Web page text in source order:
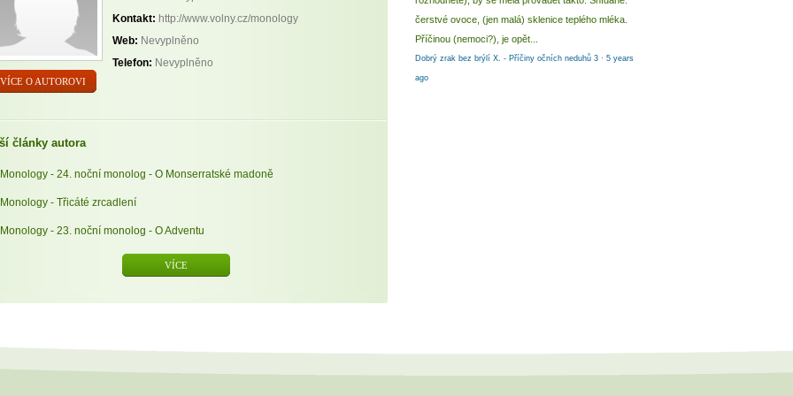
VÍCE O AUTOROVI
Kontakt: http://www.volny.cz/monology
Web: Nevyplněno
Telefon: Nevyplněno
články autora
Monology - 24. noční monolog - O Monserratské madoně
Monology - Třicáté zrcadlení
Monology - 23. noční monolog - O Adventu
VÍCE
čerstvé ovoce, (jen malá) sklenice teplého mléka.
Příčinou (nemoci?), je opět...
Dobrý zrak bez brýlí X. - Příčiny očních neduhů 3 · 5 years
ago